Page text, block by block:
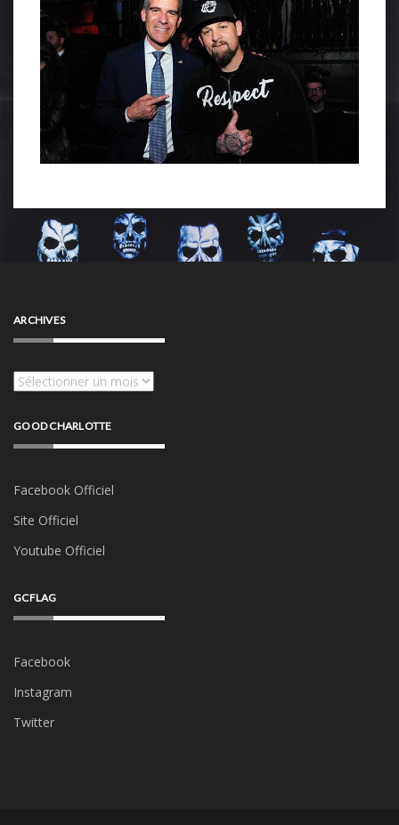
ARCHIVES
Archives
GOOD CHARLOTTE
Facebook Officiel
Site Officiel
Youtube Officiel
GCFLAG
Facebook
Instagram
Twitter